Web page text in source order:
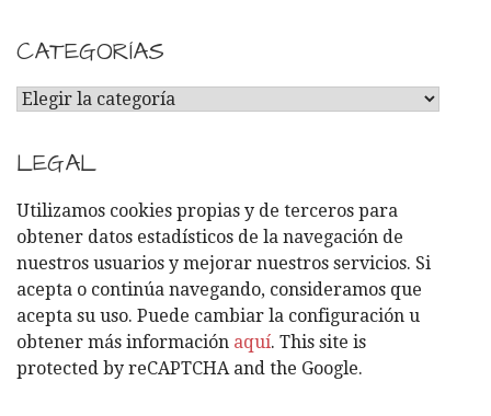
CATEGORÍAS
C
T
E
G
O
R
Í
A
S
LEGAL
Utilizamos cookies propias y de terceros para
obtener datos estadísticos de la navegación de
nuestros usuarios y mejorar nuestros servicios. Si
acepta o continúa navegando, consideramos que
acepta su uso. Puede cambiar la configuración u
obtener más información aquí. This site is
protected by reCAPTCHA and the Google.